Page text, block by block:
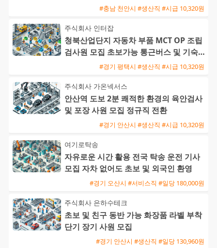
#충남 천안시 #생산직 #시급 10,320원
주식회사 인터잡
청북산업단지 자동차 부품 MCT OP 조립
검사원 모집 초보가능 통근버스 및 기숙사
#경기 평택시 #생산직 #시급 10,320원
주식회사 가온넥서스
안산역 도보 2분 쾌적한 환경의 육안검사
및 포장 사원 모집 정규직 전환
#경기 안산시 #생산직 #시급 10,320원
여기로탁송
자유로운 시간 활용 전국 탁송 운전 기사
모집 자차 없어도 초보 및 외국인 환영
#경기 오산시 #서비스직 #일당 180,000원
주식회사 은하수테크
초보 및 친구 동반 가능 화장품 라벨 부착
단기 장기 사원 모집
#경기 안산시 #생산직 #일당 130,960원